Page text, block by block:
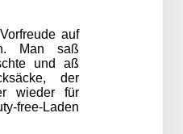
auf
Man saß
und aß
der
wieder für
free-Laden